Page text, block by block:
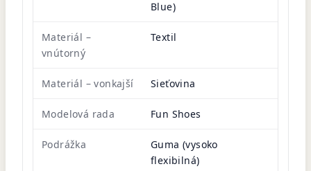
Blue)
Materiál –
vnútorný
Textil
Materiál – vonkajší Sieťovina
Modelová rada Fun Shoes
Podrážka
Guma (vysoko
flexibilná)